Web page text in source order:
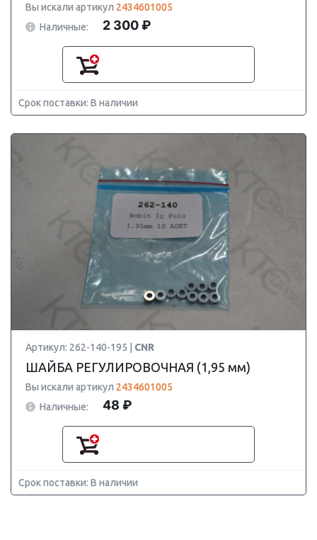
Вы искали артикул 2434601005
Наличные:
2 300 ₽
Срок поставки: В наличии
Артикул: 262-140-195 | CNR
ШАЙБА РЕГУЛИРОВОЧНАЯ (1,95 мм)
Вы искали артикул 2434601005
Наличные:
48 ₽
Срок поставки: В наличии